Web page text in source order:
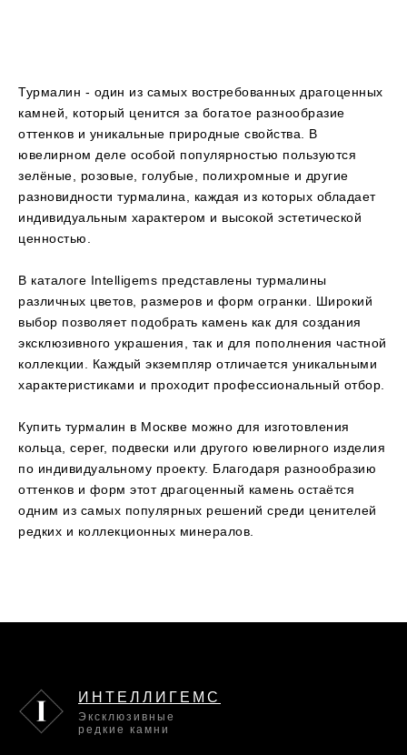
Турмалин - один из самых востребованных драгоценных
камней, который ценится за богатое разнообразие
оттенков и уникальные природные свойства. В
ювелирном деле особой популярностью пользуются
зелёные, розовые, голубые, полихромные и другие
разновидности турмалина, каждая из которых обладает
индивидуальным характером и высокой эстетической
ценностью.
В каталоге Intelligems представлены турмалины
различных цветов, размеров и форм огранки. Широкий
выбор позволяет подобрать камень как для создания
эксклюзивного украшения, так и для пополнения частной
коллекции. Каждый экземпляр отличается уникальными
характеристиками и проходит профессиональный отбор.
Купить турмалин в Москве можно для изготовления
кольца, серег, подвески или другого ювелирного изделия
по индивидуальному проекту. Благодаря разнообразию
оттенков и форм этот драгоценный камень остаётся
одним из самых популярных решений среди ценителей
редких и коллекционных минералов.
Эксклюзивные
редкие камни
ИНТЕЛЛИГЕМС